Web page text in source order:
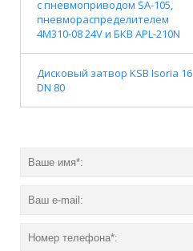
с пневмоприводом SA-105,
пневмораспределителем
4M310-08 24V и БКВ APL-210N
Дисковый затвор KSB Isoria 16
DN 80